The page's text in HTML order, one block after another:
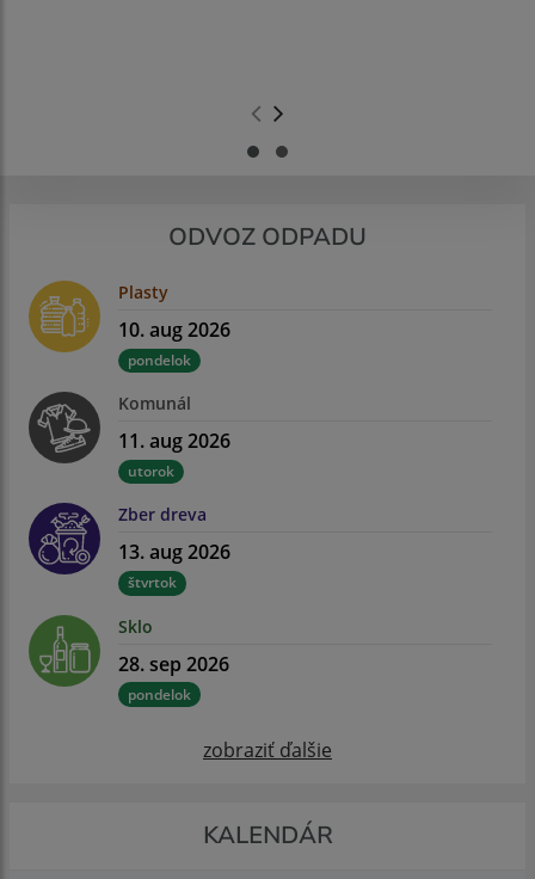
ODVOZ ODPADU
Plasty
10. aug 2026
pondelok
Komunál
11. aug 2026
utorok
Zber dreva
13. aug 2026
štvrtok
Sklo
28. sep 2026
pondelok
zobraziť ďalšie
KALENDÁR